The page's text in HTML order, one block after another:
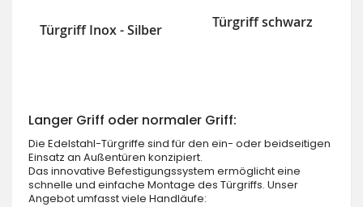
Türgriff Inox - Silber Türgriff schwarz
Langer Griff oder normaler Griff:
Die Edelstahl-Türgriffe sind für den ein- oder beidseitigen
Einsatz an Außentüren konzipiert.
Das innovative Befestigungssystem ermöglicht eine
schnelle und einfache Montage des Türgriffs. Unser
Angebot umfasst viele Handläufe: